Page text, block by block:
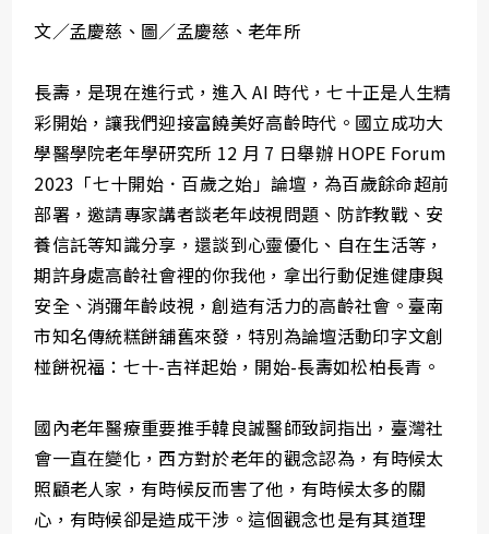
文／孟慶慈、圖／孟慶慈、老年所
長壽，是現在進行式，進入 AI 時代，七十正是人生精
彩開始，讓我們迎接富饒美好高齡時代。國立成功大
學醫學院老年學研究所 12 月 7 日舉辦 HOPE Forum
2023「七十開始．百歲之始」論壇，為百歲餘命超前
部署，邀請專家講者談老年歧視問題、防詐教戰、安
養信託等知識分享，還談到心靈優化、自在生活等，
期許身處高齡社會裡的你我他，拿出行動促進健康與
安全、消彌年齡歧視，創造有活力的高齡社會。臺南
市知名傳統糕餅舖舊來發，特別為論壇活動印字文創
椪餅祝福：七十-吉祥起始，開始-長壽如松柏長青。
國內老年醫療重要推手韓良誠醫師致詞指出，臺灣社
會一直在變化，西方對於老年的觀念認為，有時候太
照顧老人家，有時候反而害了他，有時候太多的關
心，有時候卻是造成干涉。這個觀念也是有其道理